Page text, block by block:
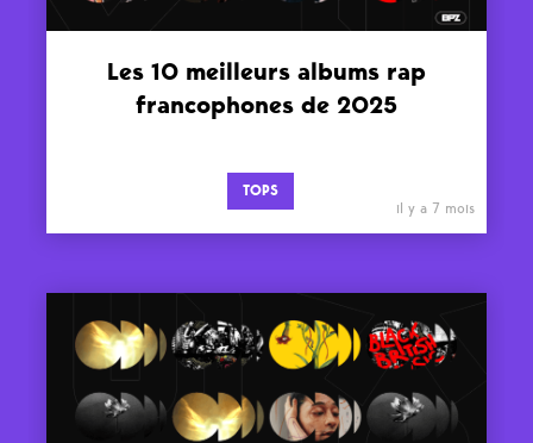
Les 10 meilleurs albums rap
francophones de 2025
TOPS
il y a 7 mois